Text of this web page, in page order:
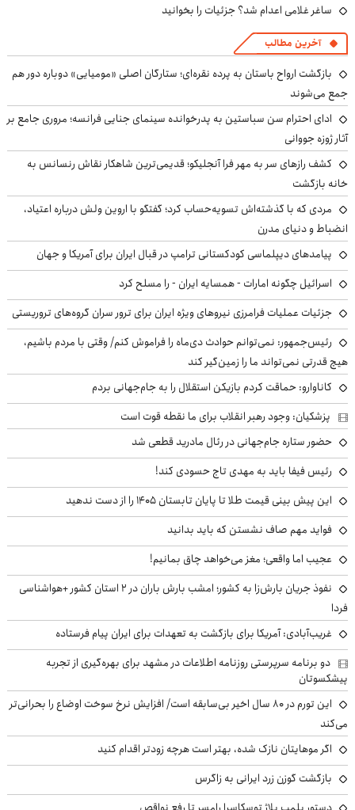
ساغر غلامی اعدام شد؟ جزئیات را بخوانید
آخرین مطالب
بازگشت ارواح باستان به پرده نقره‌ای؛ ستارگان اصلی «مومیایی» دوباره دور هم
جمع می‌شوند
ادای احترام سن سباستین به پدرخوانده سینمای جنایی فرانسه؛ مروری جامع بر
آثار ژوزه جووانی
کشف رازهای سر به مهر فرا آنجلیکو؛ قدیمی‌ترین شاهکار نقاش رنسانس به
خانه بازگشت
مردی که با گذشته‌اش تسویه‌حساب کرد؛ گفتگو با اروین ولش درباره اعتیاد،
انضباط و دنیای مدرن
پیامدهای دیپلماسی کودکستانی ترامپ در قبال ایران برای آمریکا و جهان
اسرائیل چگونه امارات - همسایه ایران - را مسلح کرد
جزئیات عملیات فرامرزی نیروهای ویژه ایران برای ترور سران گروه‌های تروریستی
رئیس‌جمهور: نمی‌توانم حوادث دی‌ماه را فراموش کنم/ وقتی با مردم باشیم،
هیچ قدرتی نمی‌تواند ما را زمین‌گیر کند
کاناوارو: حماقت کردم بازیکن استقلال را به جام‌جهانی بردم
پزشکیان: وجود رهبر انقلاب برای ما نقطه قوت است
حضور ستاره جام‌جهانی در رئال مادرید قطعی شد
رئیس فیفا باید به مهدی تاج حسودی کند!
این پیش بینی قیمت طلا تا پایان تابستان ۱۴۰۵ را از دست ندهید
فواید مهم صاف نشستن که باید بدانید
عجیب اما واقعی؛ مغز می‌خواهد چاق بمانیم!
نفوذ جریان بارش‌زا به کشور؛ امشب بارش باران در ۲ استان کشور +هواشناسی
فردا
غریب‌آبادی: آمریکا برای بازگشت به تعهدات برای ایران پیام فرستاده
دو برنامه سرپرستی روزنامه اطلاعات در مشهد برای بهره‌گیری از تجربه
پیشکسوتان
این تورم در ۸۰ سال اخیر بی‌سابقه است/ افزایش نرخ سوخت اوضاع را بحرانی‌تر
می‌کند
اگر موهایتان نازک شده، بهتر است هرچه زودتر اقدام کنید
بازگشت گوزن زرد ایرانی به زاگرس